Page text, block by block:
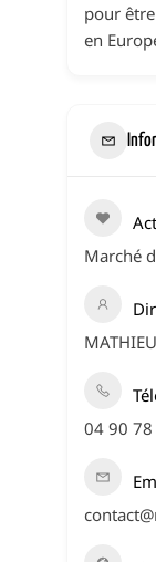
pour
en
Marché
04 90